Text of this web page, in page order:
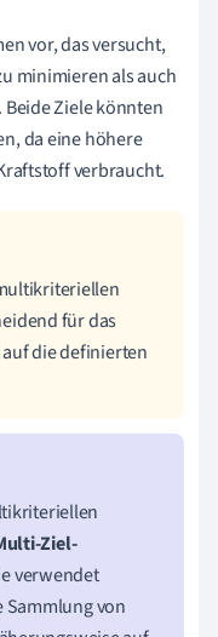
vor, das versucht,
minimieren als auch
Ziele könnten
da eine höhere
verbraucht.
für das
die definierten
Ziel-
verwendet
von